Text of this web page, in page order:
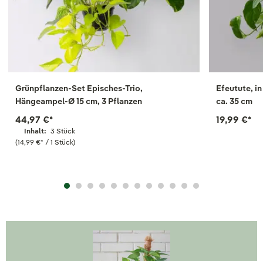
Grünpflanzen-Set Episches-Trio,
Hängeampel-Ø 15 cm, 3 Pflanzen
Inhalt: 3 Stück
(14,99 €* / 1 Stück)
44,97 €*
Efeutute,
ca. 35 cm
19,99 €*